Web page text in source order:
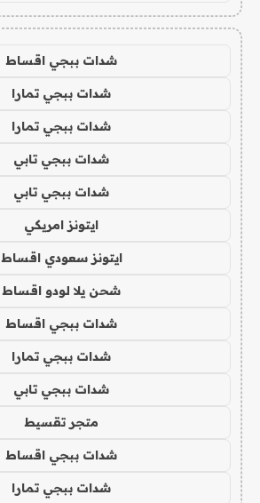
شدات ببجي اقساط
شدات ببجي تمارا
شدات ببجي تمارا
شدات ببجي تابي
شدات ببجي تابي
ايتونز امريكي
ايتونز سعودي اقساط
شحن يلا لودو اقساط
شدات ببجي اقساط
شدات ببجي تمارا
شدات ببجي تابي
متجر تقسيط
شدات ببجي اقساط
شدات ببجي تمارا